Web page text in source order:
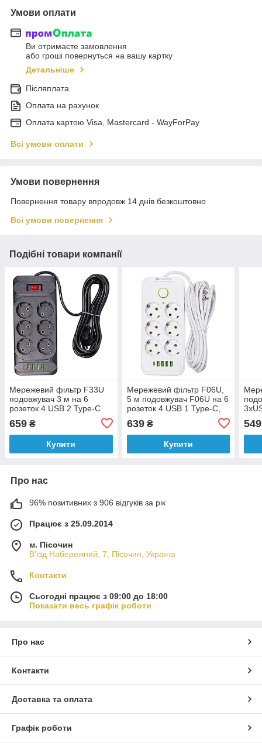
Умови оплати
Ви отримаєте замовлення
або гроші повернуться на вашу картку
Детальніше
Післяплата
Оплата на рахунок
Оплата картою Visa, Mastercard - WayForPay
Всі умови оплати
Умови повернення
Повернення товару впродовж 14 днів безкоштовно
Всі умови повернення
Подібні товари компанії
Мережевий фільтр F33U
подовжувач 3 м на 6
розеток 4 USB 2 Type-C
659 ₴
Купити
Мережевий фільтр F06U,
5 м подовжувач F06U на 6
розеток 4 USB 1 Type-C,
639₴
Купити
549
Про нас
96% позитивних з 906 відгуків за рік
Працює з 25.09.2014
м. Пісочин
В'їзд Набережний, 7, Пісочин, Україна
Контакти
Сьогодні працює з 09:00 до 18:00
Показати весь графік роботи
Про нас
Контакти
Доставка та оплата
Графік роботи